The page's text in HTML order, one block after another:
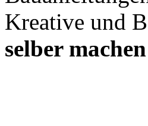
Kreative und
selber machen